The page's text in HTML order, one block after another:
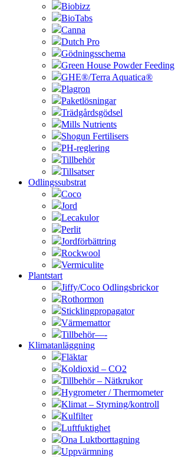
Biobizz
BioTabs
Canna
Dutch Pro
Gödningsschema
Green House Powder Feeding
GHE®/Terra Aquatica®
Plagron
Paketlösningar
Trädgårdsgödsel
Mills Nutrients
Shogun Fertilisers
PH-reglering
Tillbehör
Tillsatser
Odlingssubstrat
Coco
Jord
Lecakulor
Perlit
Jordförbättring
Rockwool
Vermiculite
Plantstart
Jiffy/Coco Odlingsbrickor
Rothormon
Sticklingpropagator
Värmemattor
Tillbehör—-
Klimatanläggning
Fläktar
Koldioxid – CO2
Tillbehör – Nätkrukor
Hygrometer / Thermometer
Klimat – Styrning/kontroll
Kulfilter
Luftfuktighet
Ona Luktborttagning
Uppvärmning